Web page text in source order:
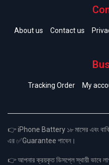
About us Contact us
Tracking Order My
👉 iPhone Battery ১৮ মাসের এবং
এর ✅Guarantee পাবেন।
👉 আপনার ক্রয়কৃত ডিসপ্লে স্থায়ী ভাবে